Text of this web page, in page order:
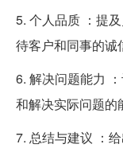
5. 个人品质 ：提
待客户和同事的诚
6. 解决问题能力
和解决实际问题的
7. 总结与建议 ：